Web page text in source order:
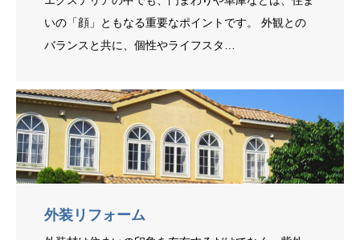
いの「顔」ともなる重要なポイントです。 外観との
バランスと共に、個性やライフスタ…
外装リフォーム